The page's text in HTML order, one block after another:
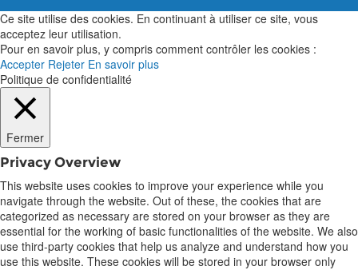
Ce site utilise des cookies. En continuant à utiliser ce site, vous
acceptez leur utilisation.
Pour en savoir plus, y compris comment contrôler les cookies :
Accepter Rejeter En savoir plus
Politique de confidentialité
Fermer
Privacy Overview
This website uses cookies to improve your experience while you
navigate through the website. Out of these, the cookies that are
categorized as necessary are stored on your browser as they are
essential for the working of basic functionalities of the website. We also
use third-party cookies that help us analyze and understand how you
use this website. These cookies will be stored in your browser only